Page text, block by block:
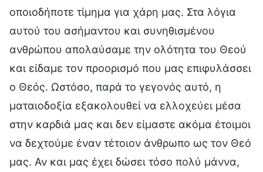
οποιοδήποτε τίμημα για χάρη μας. Στα λόγια
αυτού του ασήμαντου και συνηθισμένου
ανθρώπου απολαύσαμε την ολότητα του Θεού
και είδαμε τον προορισμό που μας επιφυλάσσει
ο Θεός. Ωστόσο, παρά το γεγονός αυτό, η
ματαιοδοξία εξακολουθεί να ελλοχεύει μέσα
στην καρδιά μας και δεν είμαστε ακόμα έτοιμοι
να δεχτούμε έναν τέτοιον άνθρωπο ως τον Θεό
μας. Αν και μας έχει δώσει τόσο πολύ μάννα,